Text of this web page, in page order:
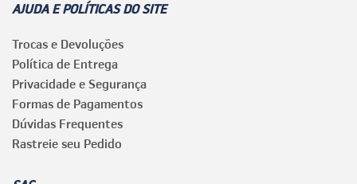
AJUDA E POLÍTICAS DO SITE
Trocas e Devoluções
Política de Entrega
Privacidade e Segurança
Formas de Pagamentos
Dúvidas Frequentes
Rastreie seu Pedido